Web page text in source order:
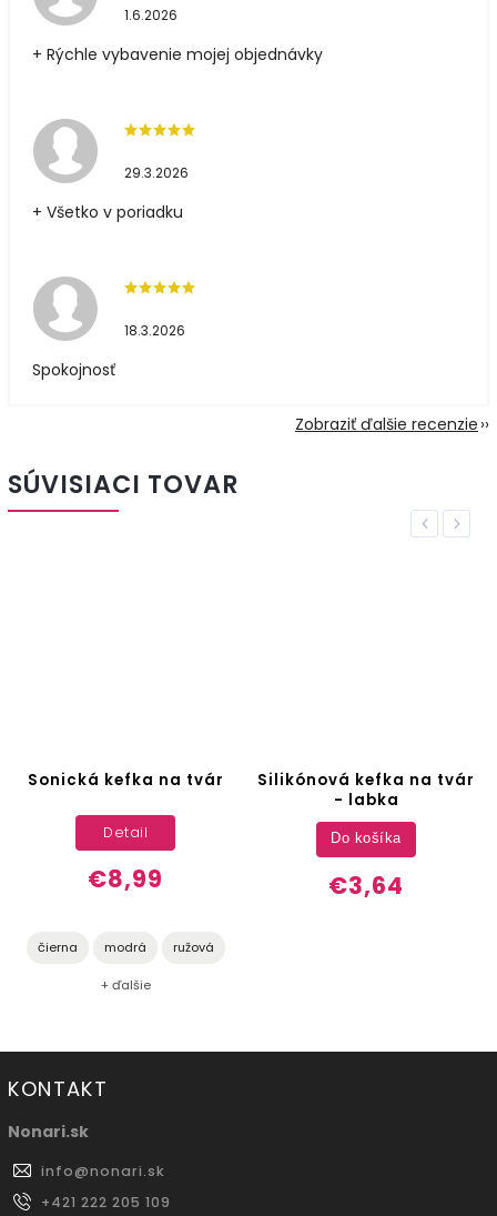
1.6.2026
+ Rýchle vybavenie mojej objednávky
29.3.2026
+ Všetko v poriadku
18.3.2026
Spokojnosť
Zobraziť ďalšie recenzie
SÚVISIACI TOVAR
Previous
Sonická kefka na tvár
€8,99
Detail
čierna modrá ružová
+ ďalšie
Silikónová kefka na tvár
- labka
€3,64
Do košíka
Next
KONTAKT
Nonari.sk
info@nonari.sk
+421 222 205 109